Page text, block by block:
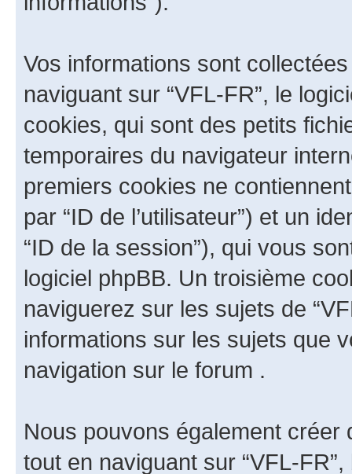
Vos informations sont
naviguant sur “VFL-FR”, le
cookies, qui sont des petits
temporaires du navigateur
premiers cookies ne
par “ID de l’utilisateur”) et un
“ID de la session”), qui vous
logiciel phpBB. Un troisième
naviguerez sur les sujets de
informations sur les sujets que
navigation sur le forum .
Nous pouvons également
tout en naviguant sur “VFL-